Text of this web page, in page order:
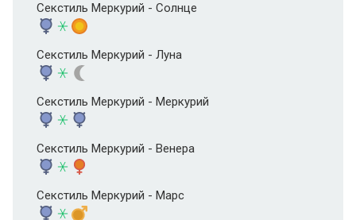
Секстиль Меркурий - Солнце
Секстиль Меркурий - Луна
Секстиль Меркурий - Меркурий
Секстиль Меркурий - Венера
Секстиль Меркурий - Марс